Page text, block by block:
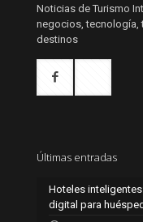
Noticias de Turismo
negocios, tecnología,
destinos
Últimas entradas
Hoteles
digital para